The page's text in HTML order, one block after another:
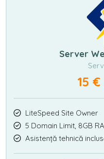
Server
15
LiteSpeed Site Owner
5 Domain Limit, 8GB
Asistență tehnică